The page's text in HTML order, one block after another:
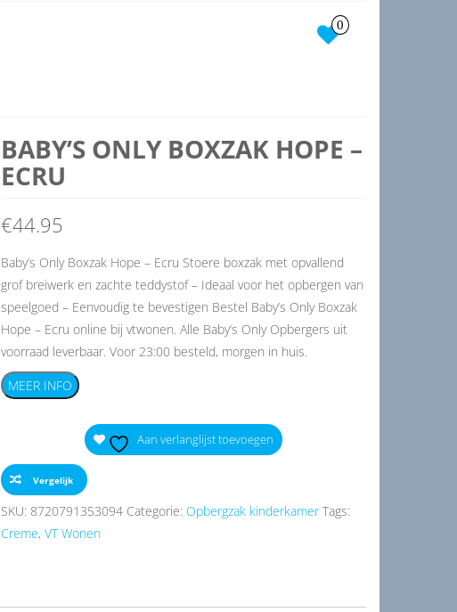
0
BABY’S ONLY BOXZAK HOPE –
ECRU
€44.95
Baby’s Only Boxzak Hope – Ecru Stoere boxzak met opvallend
grof breiwerk en zachte teddystof – Ideaal voor het opbergen van
speelgoed – Eenvoudig te bevestigen Bestel Baby’s Only Boxzak
Hope – Ecru online bij vtwonen. Alle Baby’s Only Opbergers uit
voorraad leverbaar. Voor 23:00 besteld, morgen in huis.
MEER INFO
Aan verlanglijst toevoegen
Vergelijk
SKU: 8720791353094 Categorie: Opbergzak kinderkamer Tags:
Creme, VT Wonen